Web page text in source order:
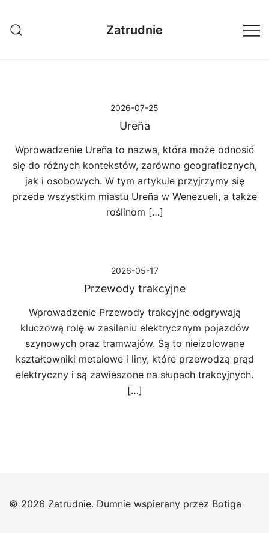
treści
Zatrudnie
2026-07-25
Ureña
Wprowadzenie Ureña to nazwa, która może odnosić
się do różnych kontekstów, zarówno geograficznych,
jak i osobowych. W tym artykule przyjrzymy się
przede wszystkim miastu Ureña w Wenezueli, a także
roślinom […]
2026-05-17
Przewody trakcyjne
Wprowadzenie Przewody trakcyjne odgrywają
kluczową rolę w zasilaniu elektrycznym pojazdów
szynowych oraz tramwajów. Są to nieizolowane
kształtowniki metalowe i liny, które przewodzą prąd
elektryczny i są zawieszone na słupach trakcyjnych.
[…]
© 2026 Zatrudnie. Dumnie wspierany przez Botiga